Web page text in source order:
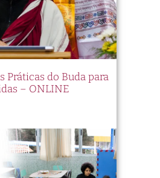
Práticas do Buda para
– ONLINE